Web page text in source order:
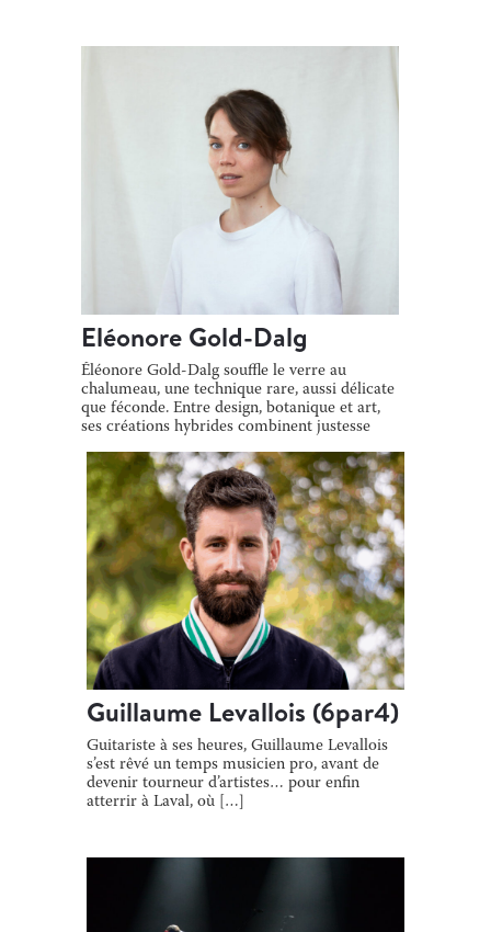
Eléonore Gold-Dalg
Éléonore Gold-Dalg souffle le verre au
chalumeau, une technique rare, aussi délicate
que féconde. Entre design, botanique et art,
ses créations hybrides combinent justesse
Guillaume Levallois (6par4)
Guitariste à ses heures, Guillaume Levallois
s’est rêvé un temps musicien pro, avant de
devenir tourneur d’artistes… pour enfin
atterrir à Laval, où […]